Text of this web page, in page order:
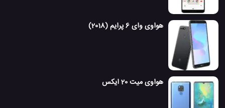
هواوی وای 6 پرایم (2018)
هواوی میت 20 ایکس